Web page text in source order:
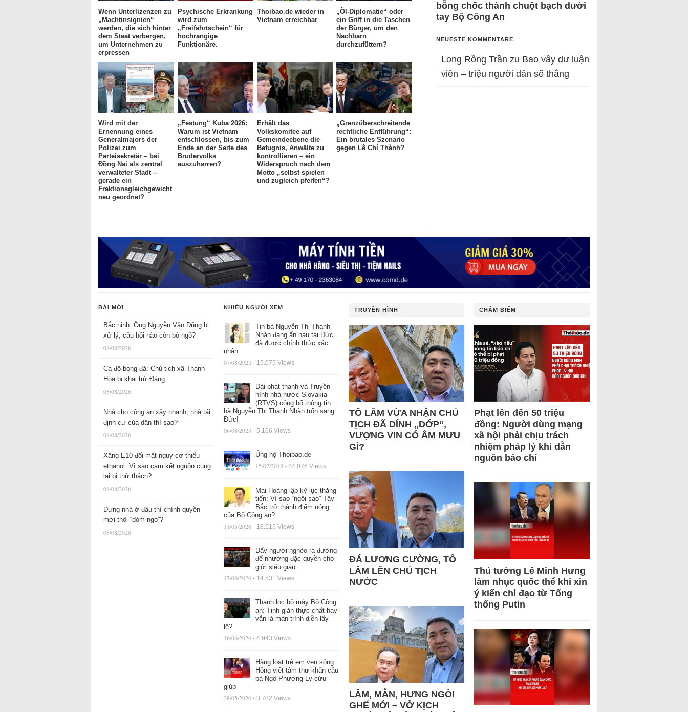
Wenn Unterlizenzen zu
„Machtinsignien“
werden, die sich hinter
dem Staat verbergen,
um Unternehmen zu
erpressen
Psychische Erkrankung
wird zum
„Freifahrtschein“ für
hochrangige
Funktionäre.
Thoibao.de wieder in
Vietnam erreichbar
„Öl-Diplomatie“ oder
ein Griff in die Taschen
der Bürger, um den
Nachbarn
durchzufüttern?
Wird mit der
Ernennung eines
Generalmajors der
Polizei zum
Parteisekretär – bei
Đồng Nai als zentral
verwalteter Stadt –
gerade ein
Fraktionsgleichgewicht
neu geordnet?
„Festung“ Kuba 2026:
Warum ist Vietnam
entschlossen, bis zum
Ende an der Seite des
Brudervolks
auszuharren?
Erhält das
Volkskomitee auf
Gemeindeebene die
Befugnis, Anwälte zu
kontrollieren – ein
Widerspruch nach dem
Motto „selbst spielen
und zugleich pfeifen“?
„Grenzüberschreitende
rechtliche Entführung“:
Ein brutales Szenario
gegen Lê Chí Thành?
bỗng chốc thành chuột bạch dưới
tay Bộ Công An
NEUESTE KOMMENTARE
Long Rồng Trần zu Bao vây dư luận
viên – triệu người dân sẽ thắng
BÀI MỚI
Bắc ninh: Ông Nguyễn Văn Dũng bị
xử lý, câu hỏi nào còn bỏ ngỏ?
08/08/2026
Cá độ bóng đá: Chủ tịch xã Thanh
Hóa bị khai trừ Đảng
08/08/2026
Nhà cho công an xây nhanh, nhà tái
định cư của dân thì sao?
08/08/2026
Xăng E10 đối mặt nguy cơ thiếu
ethanol: Vì sao cam kết nguồn cung
lại bị thử thách?
08/08/2026
Dựng nhà ở đâu thì chính quyền
mới thôi “dòm ngó”?
08/08/2026
NHIỀU NGƯỜI XEM
Tin bà Nguyễn Thị Thanh
Nhàn đang ẩn náu tại Đức
đã được chính thức xác
nhận
07/08/2023 - 15.075 Views
Đài phát thanh và Truyền
hình nhà nước Slovakia
(RTVS) công bố thông tin
bà Nguyễn Thị Thanh Nhàn trốn sang
Đức!
06/08/2023 - 5.166 Views
Ủng hộ Thoibao.de
15/02/2018 - 24.076 Views
Mai Hoàng lập kỷ lục thăng
tiến: Vì sao “ngôi sao” Tây
Bắc trở thành điểm nóng
của Bộ Công an?
11/05/2026 - 18.515 Views
Đẩy người nghèo ra đường
để nhường đặc quyền cho
giới siêu giàu
17/06/2026 - 14.531 Views
Thanh lọc bộ máy Bộ Công
an: Tinh giản thực chất hay
vẫn là màn trình diễn lấy
lệ?
16/06/2026 - 4.943 Views
Hàng loạt trẻ em ven sông
Hồng viết tâm thư khẩn cầu
bà Ngô Phương Ly cứu
giúp
28/05/2026 - 3.782 Views
TRUYỀN HÌNH
TÔ LÂM VỪA NHẬN CHỦ
TỊCH ĐÃ DÍNH „DỚP“,
VƯỢNG VIN CÓ ÂM MƯU
GÌ?
ĐÁ LƯƠNG CƯỜNG, TÔ
LÂM LÊN CHỦ TỊCH
NƯỚC
LÂM, MẪN, HƯNG NGỒI
GHẾ MỚI – VỞ KỊCH
CHÂM BIẾM
Phạt lên đến 50 triệu
đồng: Người dùng mạng
xã hội phải chịu trách
nhiệm pháp lý khi dẫn
nguồn báo chí
Thủ tướng Lê Minh Hưng
làm nhục quốc thể khi xin
ý kiến chỉ đạo từ Tổng
thống Putin